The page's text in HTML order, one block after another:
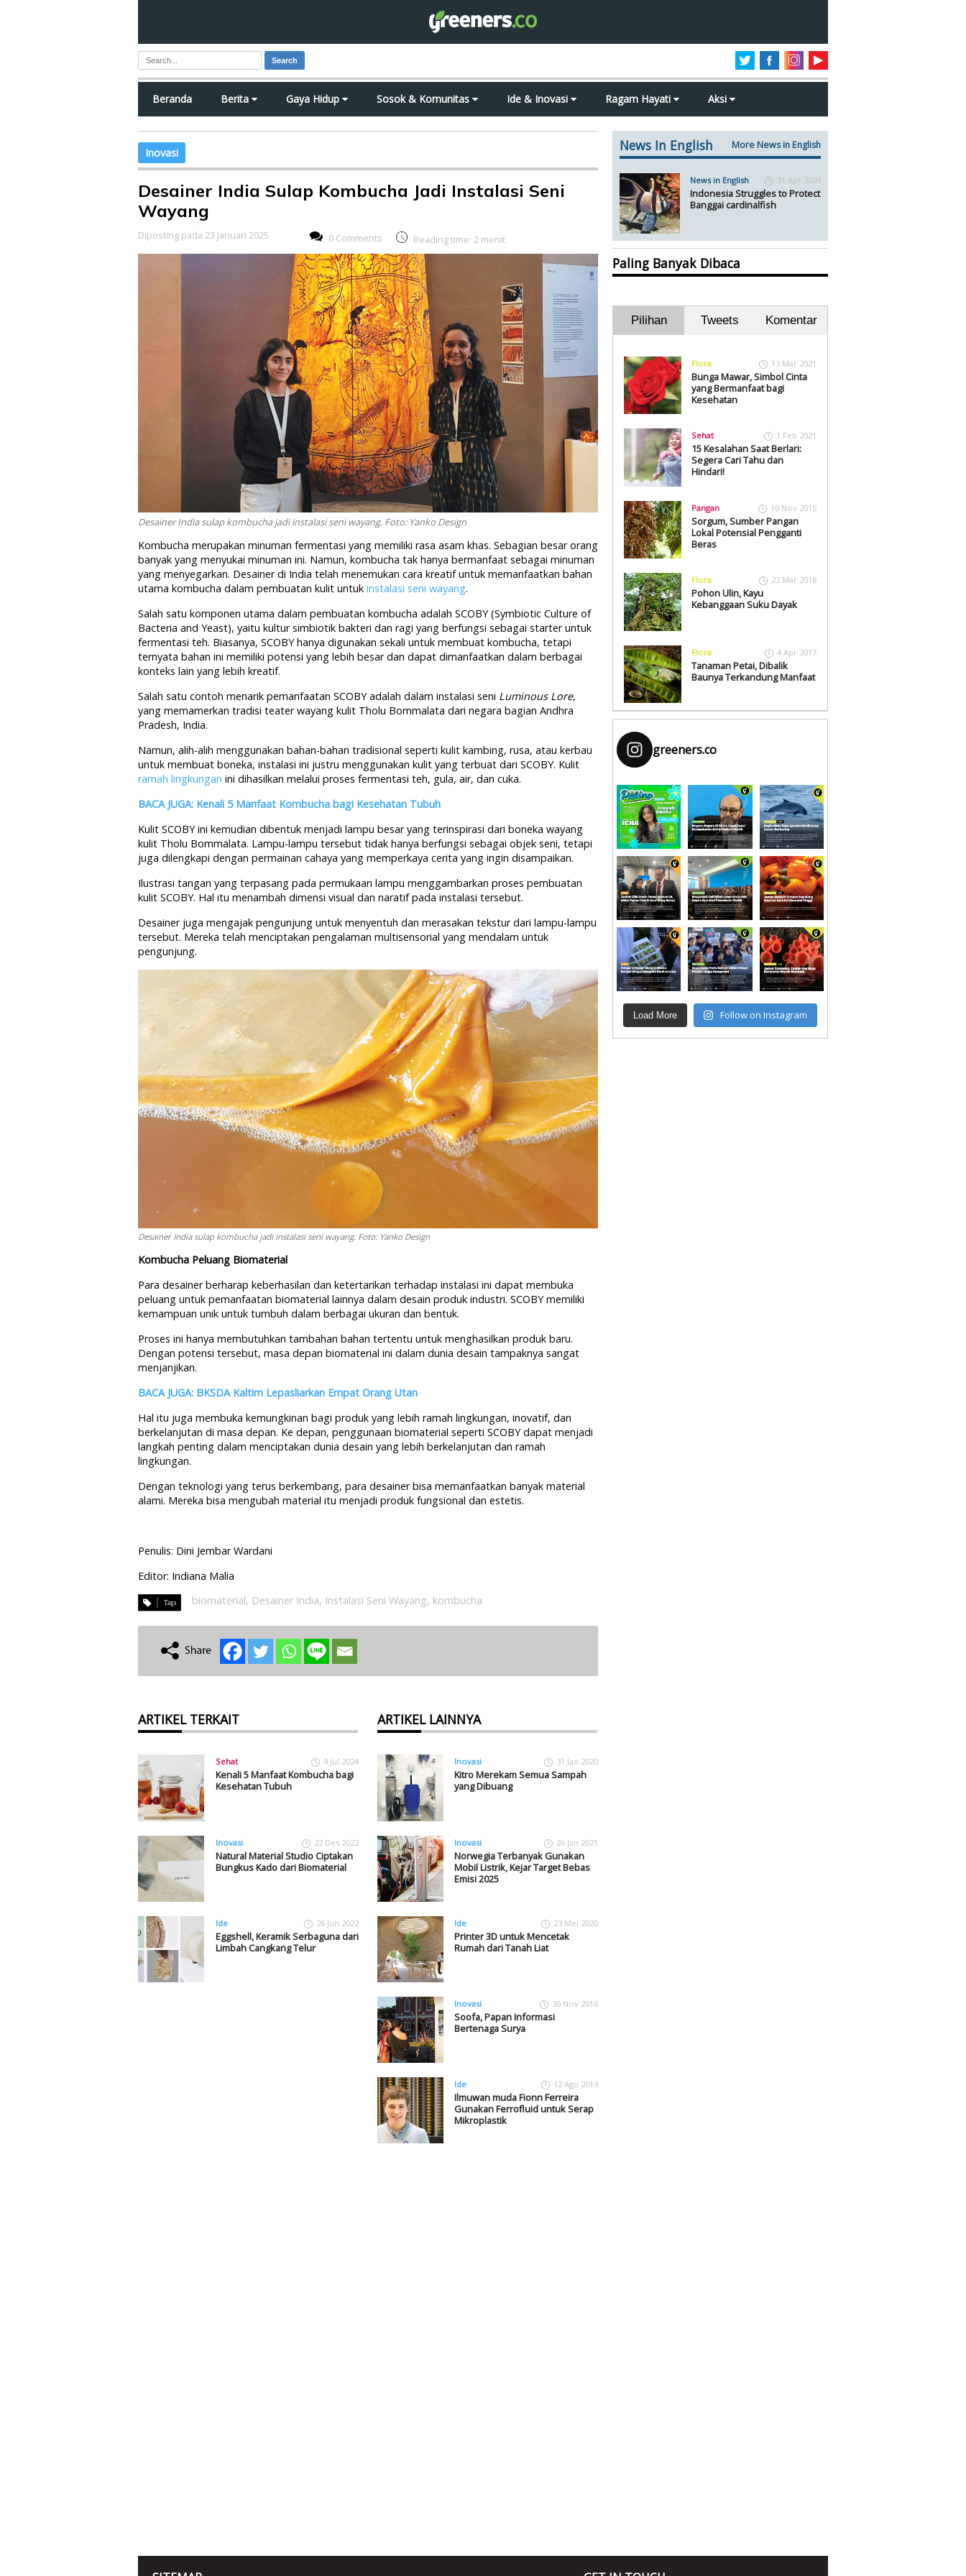
Search
Beranda Berita Gaya Hidup Sosok & Komunitas Ide & Inovasi Ragam Hayati Aksi
Inovasi
Desainer India Sulap Kombucha Jadi Instalasi Seni
Wayang
Diposting pada 23 Januari 2025 0 Comments Reading time: 2 menit
Desainer India sulap kombucha jadi instalasi seni wayang. Foto: Yanko Design
Kombucha merupakan minuman fermentasi yang memiliki rasa asam khas. Sebagian besar orang
banyak yang menyukai minuman ini. Namun, kombucha tak hanya bermanfaat sebagai minuman
yang menyegarkan. Desainer di India telah menemukan cara kreatif untuk memanfaatkan bahan
utama kombucha dalam pembuatan kulit untuk instalasi seni wayang.
Salah satu komponen utama dalam pembuatan kombucha adalah SCOBY (Symbiotic Culture of
Bacteria and Yeast), yaitu kultur simbiotik bakteri dan ragi yang berfungsi sebagai starter untuk
fermentasi teh. Biasanya, SCOBY hanya digunakan sekali untuk membuat kombucha, tetapi
ternyata bahan ini memiliki potensi yang lebih besar dan dapat dimanfaatkan dalam berbagai
konteks lain yang lebih kreatif.
Salah satu contoh menarik pemanfaatan SCOBY adalah dalam instalasi seni Luminous Lore,
yang memamerkan tradisi teater wayang kulit Tholu Bommalata dari negara bagian Andhra
Pradesh, India.
Namun, alih-alih menggunakan bahan-bahan tradisional seperti kulit kambing, rusa, atau kerbau
untuk membuat boneka, instalasi ini justru menggunakan kulit yang terbuat dari SCOBY. Kulit
ramah lingkungan ini dihasilkan melalui proses fermentasi teh, gula, air, dan cuka.
BACA JUGA: Kenali 5 Manfaat Kombucha bagi Kesehatan Tubuh
Kulit SCOBY ini kemudian dibentuk menjadi lampu besar yang terinspirasi dari boneka wayang
kulit Tholu Bommalata. Lampu-lampu tersebut tidak hanya berfungsi sebagai objek seni, tetapi
juga dilengkapi dengan permainan cahaya yang memperkaya cerita yang ingin disampaikan.
Ilustrasi tangan yang terpasang pada permukaan lampu menggambarkan proses pembuatan
kulit SCOBY. Hal itu menambah dimensi visual dan naratif pada instalasi tersebut.
Desainer juga mengajak pengunjung untuk menyentuh dan merasakan tekstur dari lampu-lampu
tersebut. Mereka telah menciptakan pengalaman multisensorial yang mendalam untuk
pengunjung.
Desainer India sulap kombucha jadi instalasi seni wayang. Foto: Yanko Design
Kombucha Peluang Biomaterial
Para desainer berharap keberhasilan dan ketertarikan terhadap instalasi ini dapat membuka
peluang untuk pemanfaatan biomaterial lainnya dalam desain produk industri. SCOBY memiliki
kemampuan unik untuk tumbuh dalam berbagai ukuran dan bentuk.
Proses ini hanya membutuhkan tambahan bahan tertentu untuk menghasilkan produk baru.
Dengan potensi tersebut, masa depan biomaterial ini dalam dunia desain tampaknya sangat
menjanjikan.
BACA JUGA: BKSDA Kaltim Lepasliarkan Empat Orang Utan
Hal itu juga membuka kemungkinan bagi produk yang lebih ramah lingkungan, inovatif, dan
berkelanjutan di masa depan. Ke depan, penggunaan biomaterial seperti SCOBY dapat menjadi
langkah penting dalam menciptakan dunia desain yang lebih berkelanjutan dan ramah
lingkungan.
Dengan teknologi yang terus berkembang, para desainer bisa memanfaatkan banyak material
alami. Mereka bisa mengubah material itu menjadi produk fungsional dan estetis.
Penulis: Dini Jembar Wardani
Editor: Indiana Malia
biomaterial, Desainer India, Instalasi Seni Wayang, kombucha
ARTIKEL TERKAIT
Sehat 9 Jul 2024
Kenali 5 Manfaat Kombucha bagi
Kesehatan Tubuh
Inovasi 22 Des 2022
Natural Material Studio Ciptakan
Bungkus Kado dari Biomaterial
Ide 26 Jun 2022
Eggshell, Keramik Serbaguna dari
Limbah Cangkang Telur
ARTIKEL LAINNYA
Inovasi 31 Jan 2020
Kitro Merekam Semua Sampah
yang Dibuang
Inovasi 26 Jan 2021
Norwegia Terbanyak Gunakan
Mobil Listrik, Kejar Target Bebas
Emisi 2025
Ide 23 Mei 2020
Printer 3D untuk Mencetak
Rumah dari Tanah Liat
Inovasi 30 Nov 2016
Soofa, Papan Informasi
Bertenaga Surya
Ide 12 Agu 2019
Ilmuwan muda Fionn Ferreira
Gunakan Ferrofluid untuk Serap
Mikroplastik
News In English More News in English
News in English 21 Apr 2024
Indonesia Struggles to Protect
Banggai cardinalfish
Paling Banyak Dibaca
Pilihan Tweets Komentar
Flora 13 Mar 2021
Bunga Mawar, Simbol Cinta
yang Bermanfaat bagi
Kesehatan
Sehat 1 Feb 2021
15 Kesalahan Saat Berlari:
Segera Cari Tahu dan
Hindari!
Pangan 10 Nov 2015
Sorgum, Sumber Pangan
Lokal Potensial Pengganti
Beras
Flora 23 Mar 2018
Pohon Ulin, Kayu
Kebanggaan Suku Dayak
Flora 4 Apr 2017
Tanaman Petai, Dibalik
Baunya Terkandung Manfaat
greeners.co
Load More Follow on Instagram